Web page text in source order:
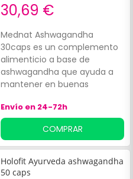
30,69 €
Mednat Ashwagandha
30caps es un complemento
alimenticio a base de
ashwagandha que ayuda a
mantener en buenas
nervioso. Asimismo, ayuda a
combatir el estrés y la fatiga
estacional, gracias a su
acción adaptogénica.
Envío en 24-72h
COMPRAR
Holofit Ayurveda ashwagandha
50 caps